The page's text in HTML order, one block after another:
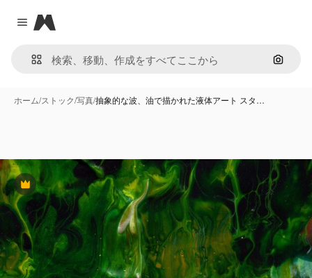
Close menu
Magnific
画像で
ホーム/ストック/写真/抽象的な波、油で描かれた液体アート スタ…
Premium